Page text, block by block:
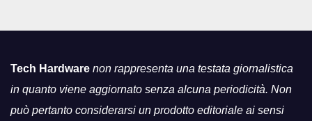
Tech Hardware non rappresenta una testata giornalistica
in quanto viene aggiornato senza alcuna periodicità. Non
può pertanto considerarsi un prodotto editoriale ai sensi